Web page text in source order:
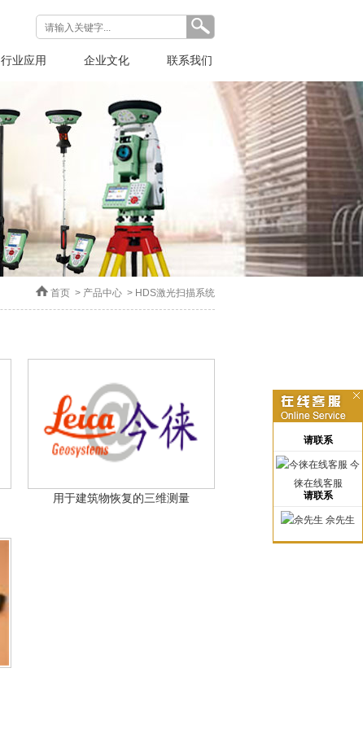
行业应用 企业文化 联系我们
首页 > 产品中心 > HDS激光扫描系统
用于建筑物恢复的三维测量
请联系
今
徕在线客服
请联系
佘先生